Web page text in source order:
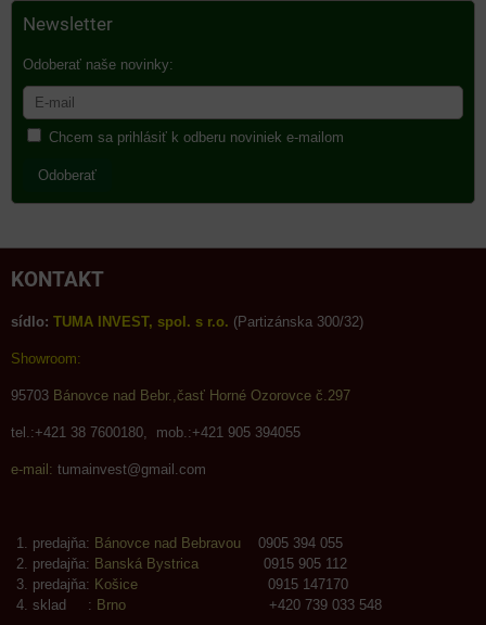
Newsletter
Odoberať naše novinky:
Chcem sa prihlásiť k odberu noviniek e-mailom
Odoberať
KONTAKT
sídlo: TUMA INVEST, spol. s r.o. (Partizánska 300/32)
Showroom:
95703 Bánovce nad Bebr.,časť Horné Ozorovce č.297
tel.:+421 38 7600180, mob.:+421 905 394055
e-mail: tumainvest@gmail.com
predajňa: Bánovce nad Bebravou 0905 394 055
predajňa: Banská Bystrica 0915 905 112
predajňa: Košice 0915 147170
sklad : Brno +420 739 033 548